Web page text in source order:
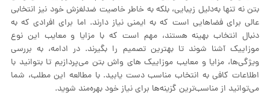
بتن نه تنها به‌دلیل زیبایی، بلکه به خاطر خاصیت ضد‌لغزش خود نیز انتخابی
عالی برای فضاهایی است که به ایمنی نیاز دارند. اما برای افرادی که به
دنبال انتخاب بهینه هستند، مهم است که با مزایا و معایب این نوع
موزاییک آشنا شوند تا بهترین تصمیم را بگیرند. در ادامه، به بررسی
ویژگی‌ها، مزایا و معایب موزاییک های واش بتن می‌پردازیم تا بتوانید با
اطلاعات کافی به انتخاب مناسب دست یابید. با مطالعه این مطلب، شما
می‌توانید از مناسب‌ترین گزینه‌ها برای نیاز خود بهره‌مند شوید.